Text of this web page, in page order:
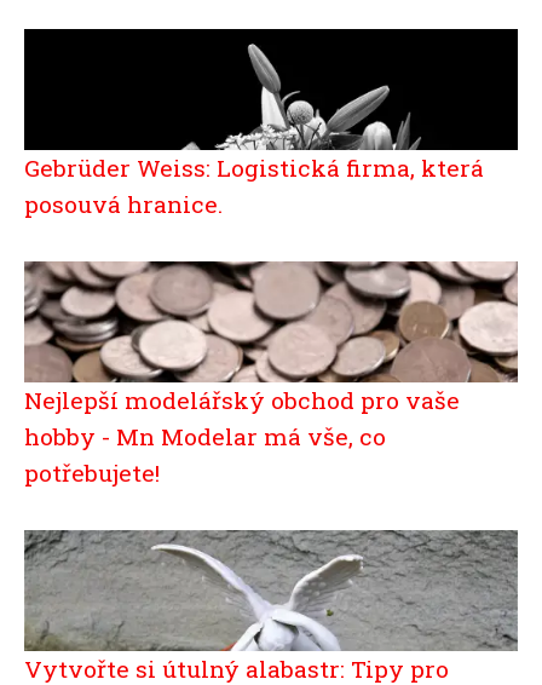
Gebrüder Weiss: Logistická firma, která
posouvá hranice.
Nejlepší modelářský obchod pro vaše
hobby - Mn Modelar má vše, co
potřebujete!
Vytvořte si útulný alabastr: Tipy pro